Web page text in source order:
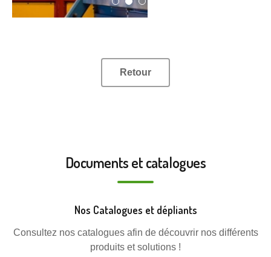
Retour
Documents et catalogues
Nos Catalogues et dépliants
Consultez nos catalogues afin de découvrir nos différents
produits et solutions !